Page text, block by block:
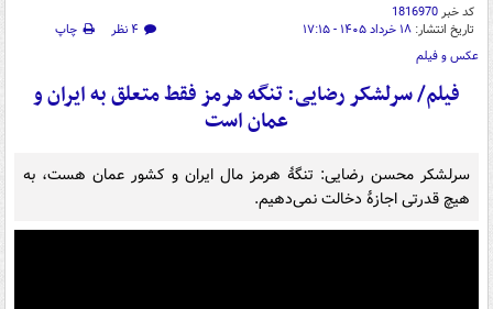
کد خبر1816970
تاریخ انتشار: ۱۸ خرداد ۱۴۰۵ - ۱۷:۱۵ ۴ نظر
چاپ
عکس و فیلم
فیلم/ سرلشکر رضایی: تنگه هرمز فقط متعلق به ایران و
عمان است
سرلشکر محسن رضایی: تنگهٔ هرمز مال ایران و کشور عمان هست، به
هیچ قدرتی اجازهٔ دخالت نمی‌دهیم.